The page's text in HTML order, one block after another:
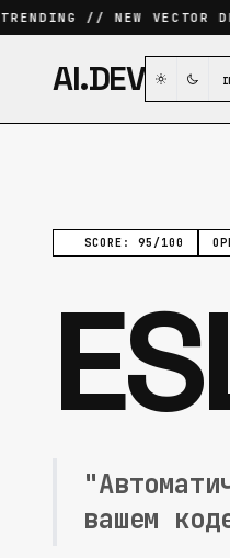
// NEW VECTOR
AI.DEV
SCORE: 95/100
вашем